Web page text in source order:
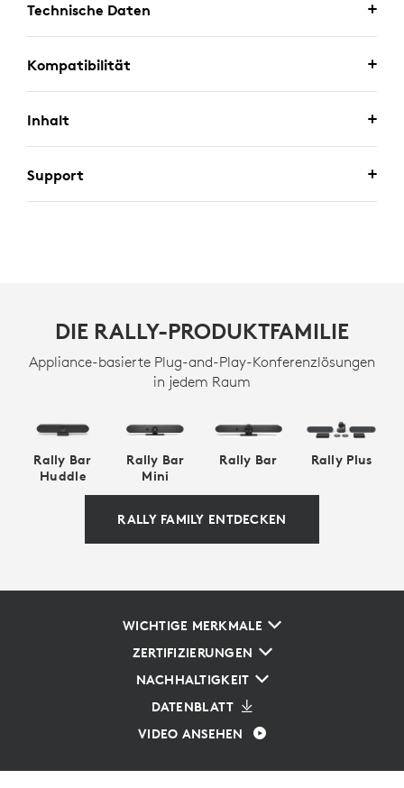
Technische Daten
Kompatibilität
Inhalt
Support
DIE RALLY-PRODUKTFAMILIE
Appliance-basierte Plug-and-Play-Konferenzlösungen
in jedem Raum
Rally Bar
Huddle
Rally Bar
Mini
Rally Bar Rally Plus
RALLY FAMILY ENTDECKEN
WICHTIGE MERKMALE
ZERTIFIZIERUNGEN
NACHHALTIGKEIT
DATENBLATT
VIDEO ANSEHEN